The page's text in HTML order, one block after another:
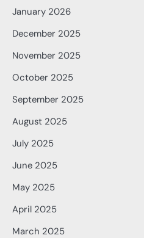
January 2026
December 2025
November 2025
October 2025
September 2025
August 2025
July 2025
June 2025
May 2025
April 2025
March 2025